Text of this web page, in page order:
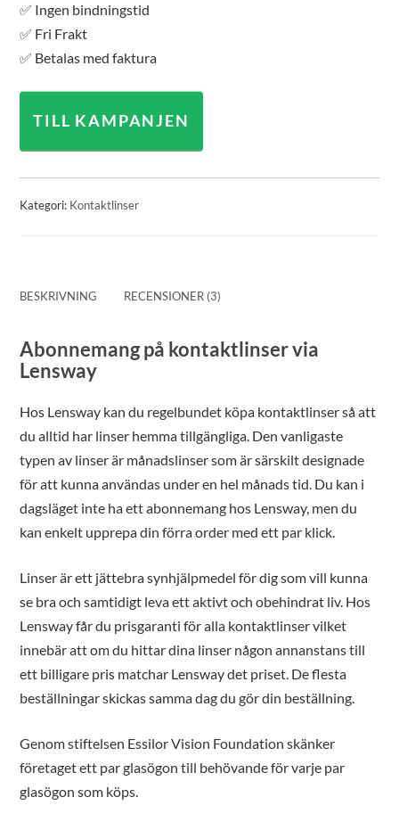
✅ Ingen bindningstid
✅ Fri Frakt
✅ Betalas med faktura
TILL KAMPANJEN
Kategori: Kontaktlinser
BESKRIVNING RECENSIONER (3)
Abonnemang på kontaktlinser via
Lensway
Hos Lensway kan du regelbundet köpa kontaktlinser så att
du alltid har linser hemma tillgängliga. Den vanligaste
typen av linser är månadslinser som är särskilt designade
för att kunna användas under en hel månads tid. Du kan i
dagsläget inte ha ett abonnemang hos Lensway, men du
kan enkelt upprepa din förra order med ett par klick.
Linser är ett jättebra synhjälpmedel för dig som vill kunna
se bra och samtidigt leva ett aktivt och obehindrat liv. Hos
Lensway får du prisgaranti för alla kontaktlinser vilket
innebär att om du hittar dina linser någon annanstans till
ett billigare pris matchar Lensway det priset. De flesta
beställningar skickas samma dag du gör din beställning.
Genom stiftelsen Essilor Vision Foundation skänker
företaget ett par glasögon till behövande för varje par
glasögon som köps.